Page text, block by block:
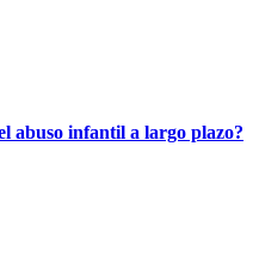
abuso infantil a largo plazo?